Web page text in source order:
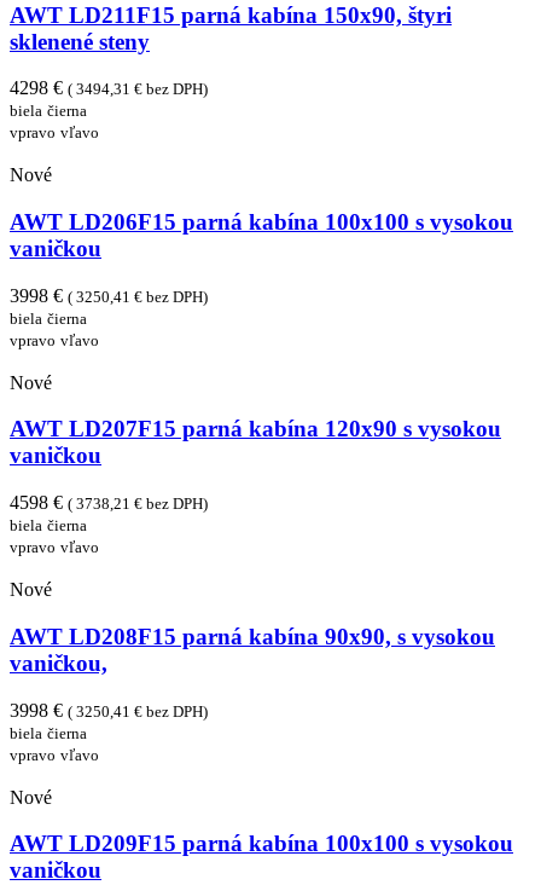
AWT LD211F15 parná kabína 150x90, štyri
sklenené steny
4298 € ( 3494,31 € bez DPH)
biela čierna
vpravo vľavo
Nové
AWT LD206F15 parná kabína 100x100 s vysokou
vaničkou
3998 € ( 3250,41 € bez DPH)
biela čierna
vpravo vľavo
Nové
AWT LD207F15 parná kabína 120x90 s vysokou
vaničkou
4598 € ( 3738,21 € bez DPH)
biela čierna
vpravo vľavo
Nové
AWT LD208F15 parná kabína 90x90, s vysokou
vaničkou,
3998 € ( 3250,41 € bez DPH)
biela čierna
vpravo vľavo
Nové
AWT LD209F15 parná kabína 100x100 s vysokou
vaničkou